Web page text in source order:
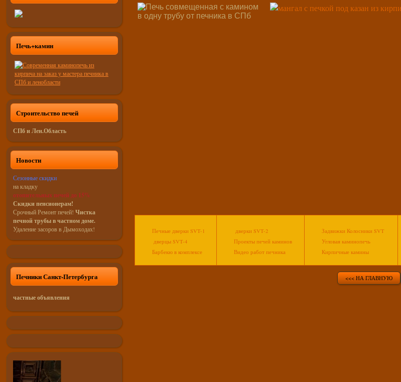
Печь+камин
Строительство печей
СПб и Лен.Область
Новости
Сезонные скидки
на кладку
отопительных печей до 15%
Скидки пенсионерам!
Срочный Ремонт печей! Чистка
печной трубы в частном доме.
Удаление засоров в Дымоходах!
Печники Санкт-Петербурга
частные объявления
Печные дверки SVT-1
дверцы SVT-4
Барбекю в комплексе
дверки SVT-2
Проекты печей каминов
Видео работ печника
Задвижки Колосники SVT
Угловая каминопечь
Кирпичные камины
<<< НА ГЛАВНУЮ